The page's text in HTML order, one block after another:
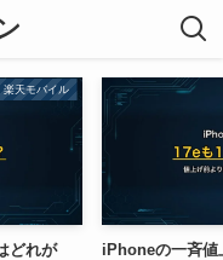
楽天モバイル
どれが
iPhoneの一斉値